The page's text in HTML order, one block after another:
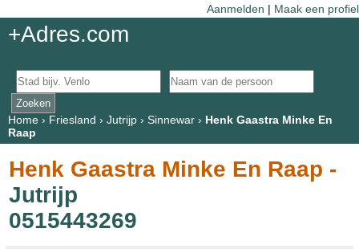
Aanmelden | Maak een profiel
+Adres.com
Home› Friesland › Jutrijp› Sinnewar› Henk Gaastra Minke En
Raap
Henk Gaastra Minke En Raap -
Jutrijp
0515443269